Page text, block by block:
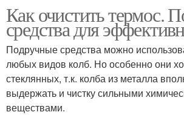
Как очистить термос.
средства для
Подручные средства можно
любых видов колб. Но особенно они
стеклянных, т.к. колба из металла
выдержать и чистку сильными
веществами.